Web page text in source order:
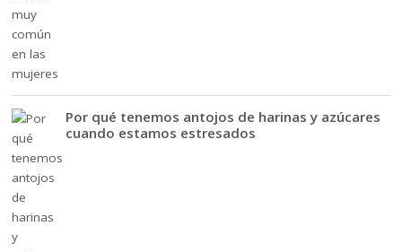
Por qué tenemos antojos de harinas y azúcares
cuando estamos estresados